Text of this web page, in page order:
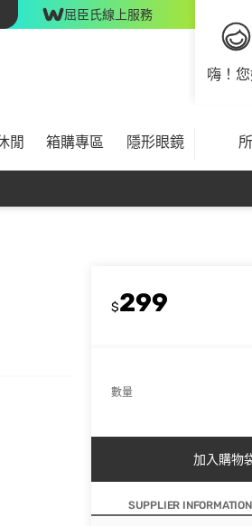
屈臣氏線上服務
嗨！
閒 箱購專區 隱形眼鏡
$299
數量
加入購物
SUPPLIER